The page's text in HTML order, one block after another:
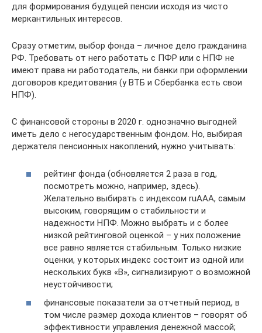
для формирования будущей пенсии исходя из чисто
меркантильных интересов.
Сразу отметим, выбор фонда – личное дело гражданина
РФ. Требовать от него работать с ПФР или с НПФ не
имеют права ни работодатель, ни банки при оформлении
договоров кредитования (у ВТБ и Сбербанка есть свои
НПФ).
С финансовой стороны в 2020 г. однозначно выгодней
иметь дело с негосударственным фондом. Но, выбирая
держателя пенсионных накоплений, нужно учитывать:
рейтинг фонда (обновляется 2 раза в год,
посмотреть можно, например, здесь).
Желательно выбирать с индексом ruAAA, самым
высоким, говорящим о стабильности и
надежности НПФ. Можно выбрать и с более
низкой рейтинговой оценкой – у них положение
все равно является стабильным. Только низкие
оценки, у которых индекс состоит из одной или
нескольких букв «В», сигнализируют о возможной
неустойчивости;
финансовые показатели за отчетный период, в
том числе размер дохода клиентов – говорят об
эффективности управления денежной массой;